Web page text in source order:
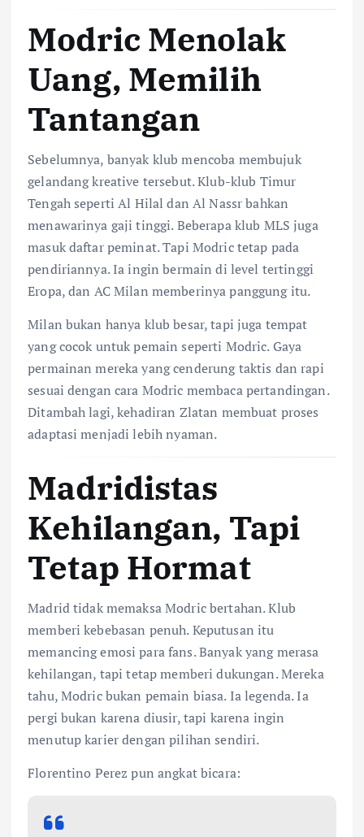
Modric Menolak
Uang, Memilih
Tantangan
Sebelumnya, banyak klub mencoba membujuk
gelandang kreative tersebut. Klub-klub Timur
Tengah seperti Al Hilal dan Al Nassr bahkan
menawarinya gaji tinggi. Beberapa klub MLS juga
masuk daftar peminat. Tapi Modric tetap pada
pendiriannya. Ia ingin bermain di level tertinggi
Eropa, dan AC Milan memberinya panggung itu.
Milan bukan hanya klub besar, tapi juga tempat
yang cocok untuk pemain seperti Modric. Gaya
permainan mereka yang cenderung taktis dan rapi
sesuai dengan cara Modric membaca pertandingan.
Ditambah lagi, kehadiran Zlatan membuat proses
adaptasi menjadi lebih nyaman.
Madridistas
Kehilangan, Tapi
Tetap Hormat
Madrid tidak memaksa Modric bertahan. Klub
memberi kebebasan penuh. Keputusan itu
memancing emosi para fans. Banyak yang merasa
kehilangan, tapi tetap memberi dukungan. Mereka
tahu, Modric bukan pemain biasa. Ia legenda. Ia
pergi bukan karena diusir, tapi karena ingin
menutup karier dengan pilihan sendiri.
Florentino Perez pun angkat bicara: